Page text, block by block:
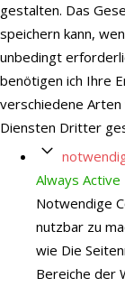
gestalten. Das
speichern kann,
unbedingt
benötigen ich Ihre
verschiedene Arten
Diensten Dritter
Always Active
Notwendige
nutzbar zu
wie Die
Bereiche der